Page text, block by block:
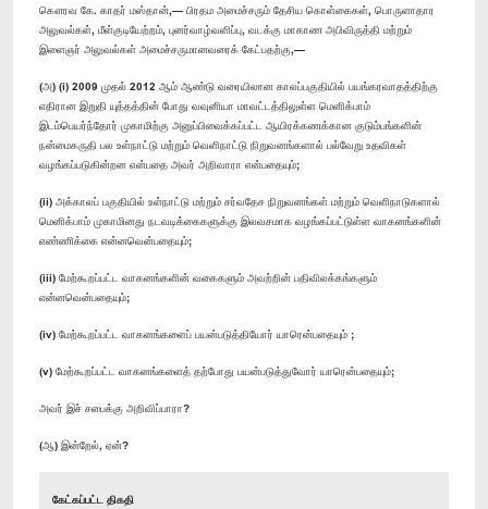
கௌரவ கே. காதர் மஸ்தான்,— பிரதம அமைச்சரும் தேசிய கொள்கைகள், பொருளாதார
அலுவல்கள், மீள்குடியேற்றம், புனர்வாழ்வளிப்பு, வடக்கு மாகாண அபிவிருத்தி மற்றும்
இளைஞர் அலுவல்கள் அமைச்சருமானவரைக் கேட்பதற்கு,—
(அ) (i) 2009 முதல் 2012 ஆம் ஆண்டு வரையிலான காலப்பகுதியில் பயங்கரவாதத்திற்கு
எதிரான இறுதி யுத்தத்தின் போது வவுனியா மாவட்டத்திலுள்ள மெனிக்பாம்
இடம்பெயர்ந்தோர் முகாமிற்கு அனுப்பிவைக்கப்பட்ட ஆயிரக்கணக்கான குடும்பங்களின்
நன்மைகருதி பல உள்நாட்டு மற்றும் வெளிநாட்டு நிறுவனங்களால் பல்வேறு உதவிகள்
வழங்கப்படுகின்றன என்பதை அவர் அறிவாரா என்பதையும்;
(ii) அக்காலப் பகுதியில் உள்நாட்டு மற்றும் சர்வதேச நிறுவனங்கள் மற்றும் வெளிநாடுகளால்
மெனிக்பாம் முகாமினது நடவடிக்கைகளுக்கு இலவசமாக வழங்கப்பட்டுள்ள வாகனங்களின்
எண்ணிக்கை என்னவென்பதையும்;
(iii) மேற்கூறப்பட்ட வாகனங்களின் வகைகளும் அவற்றின் பதிவிலக்கங்களும்
என்னவென்பதையும்;
(iv) மேற்கூறப்பட்ட வாகனங்களைப் பயன்படுத்தியோர் யாரென்பதையும் ;
(v) மேற்கூறப்பட்ட வாகனங்களைத் தற்போது பயன்படுத்துவோர் யாரென்பதையும்;
அவர் இச் சபைக்கு அறிவிப்பாரா?
(ஆ) இன்றேல், ஏன்?
கேட்கப்பட்ட திகதி